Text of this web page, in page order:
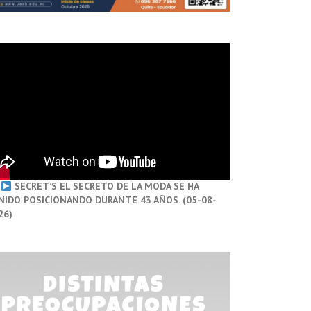
SECRET’S EL SECRETO DE LA MODA SE HA
POSICIONANDO DURANTE 43 AÑOS. (05-08-